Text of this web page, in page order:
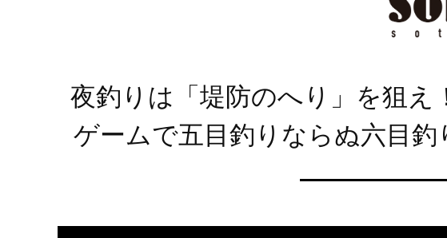
夜釣りは「堤防のへり」を狙
ゲームで五目釣りならぬ六目釣